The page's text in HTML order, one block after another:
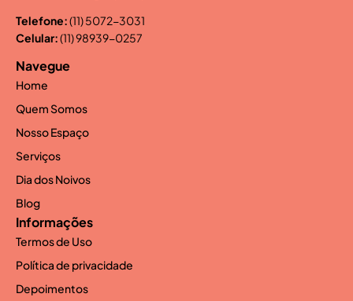
Telefone:(11) 5072-3031
Celular:(11) 98939-0257
Navegue
Home
Quem Somos
Nosso Espaço
Serviços
Dia dos Noivos
Blog
Informações
Termos de Uso
Política de privacidade
Depoimentos